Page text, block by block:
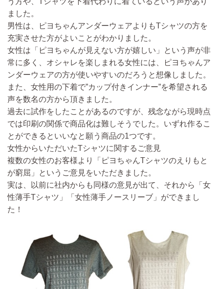
ました。
男性は、ピヨちゃんアンダーウェアよりもTシャツの方を
充実させた方がよいことがわかりました。
女性は「ピヨちゃんが見えない方が嬉しい」という声が非
常に多く、オシャレを楽しまれる女性には、ピヨちゃんア
ンダーウェアの方が使いやすいのだろうと想像しました。
また、女性用の下着で”カップ付きインナー”を希望される
声を数名の方から頂きました。
過去に試作をしたことがあるのですが、残念ながら現時点
では印刷の関係で商品化は難しそうでした。いずれ作るこ
とができるといいなと願う商品の1つです。
女性からいただいたTシャツに関するご意見
複数の女性のお客様より「ピヨちゃんTシャツのえりもと
が窮屈」というご意見をいただきました。
実は、以前に社内からも同様の意見が出て、それから「女
性薄手Tシャツ」「女性薄手ノースリーブ」ができまし
た！